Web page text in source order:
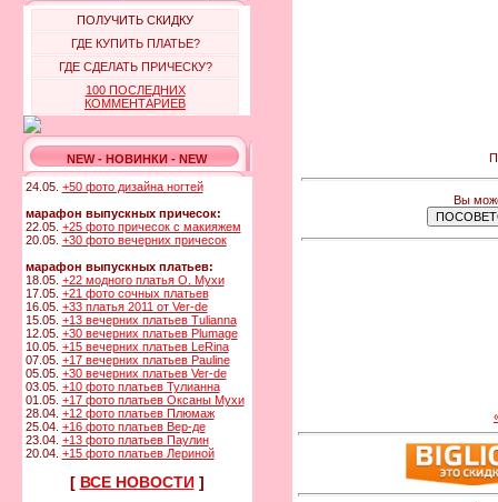
ПОЛУЧИТЬ СКИДКУ
ГДЕ КУПИТЬ ПЛАТЬЕ?
ГДЕ СДЕЛАТЬ ПРИЧЕСКУ?
100 ПОСЛЕДНИХ
КОММЕНТАРИЕВ
NEW - НОВИНКИ - NEW
24.05. +50 фото дизайна ногтей
марафон выпускных причесок:
22.05. +25 фото причесок с макияжем
20.05. +30 фото вечерних причесок
марафон выпускных платьев:
18.05. +22 модного платья О. Мухи
17.05. +21 фото сочных платьев
16.05. +33 платья 2011 от Ver-de
15.05. +13 вечерних платьев Tulianna
12.05. +30 вечерних платьев Plumage
10.05. +15 вечерних платьев LeRina
07.05. +17 вечерних платьев Pauline
05.05. +30 вечерних платьев Ver-de
03.05. +10 фото платьев Тулианна
01.05. +17 фото платьев Оксаны Мухи
28.04. +12 фото платьев Плюмаж
25.04. +16 фото платьев Вер-де
23.04. +13 фото платьев Паулин
20.04. +15 фото платьев Лериной
[ ВСЕ НОВОСТИ]
Вы